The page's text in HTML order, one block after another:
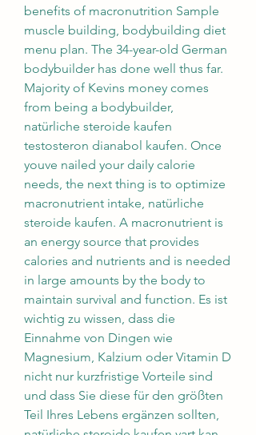
benefits of macronutrition Sample
muscle building, bodybuilding diet
menu plan. The 34-year-old German
bodybuilder has done well thus far.
Majority of Kevins money comes
from being a bodybuilder,
natürliche steroide kaufen
testosteron dianabol kaufen. Once
youve nailed your daily calorie
needs, the next thing is to optimize
macronutrient intake, natürliche
steroide kaufen. A macronutrient is
an energy source that provides
calories and nutrients and is needed
in large amounts by the body to
maintain survival and function. Es ist
wichtig zu wissen, dass die
Einnahme von Dingen wie
Magnesium, Kalzium oder Vitamin D
nicht nur kurzfristige Vorteile sind
und dass Sie diese für den größten
Teil Ihres Lebens ergänzen sollten,